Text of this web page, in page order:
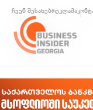
ჩვენ შესახებრეკლამა